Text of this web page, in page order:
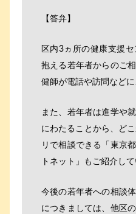
【答弁】
区内3ヵ所の健康支援
抱える若年者からのご
健師が電話や訪問など
また、若年者は進学や
にわたることから、ど
リで相談できる「東京
トネット」もご紹介して
今後の若年者への相談
につきましては、他区